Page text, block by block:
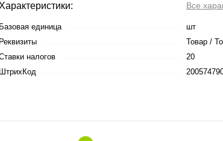
Характеристики: Все
Базовая единица
шт
Реквизиты
Товар /
налогов
20
ШтрихКод